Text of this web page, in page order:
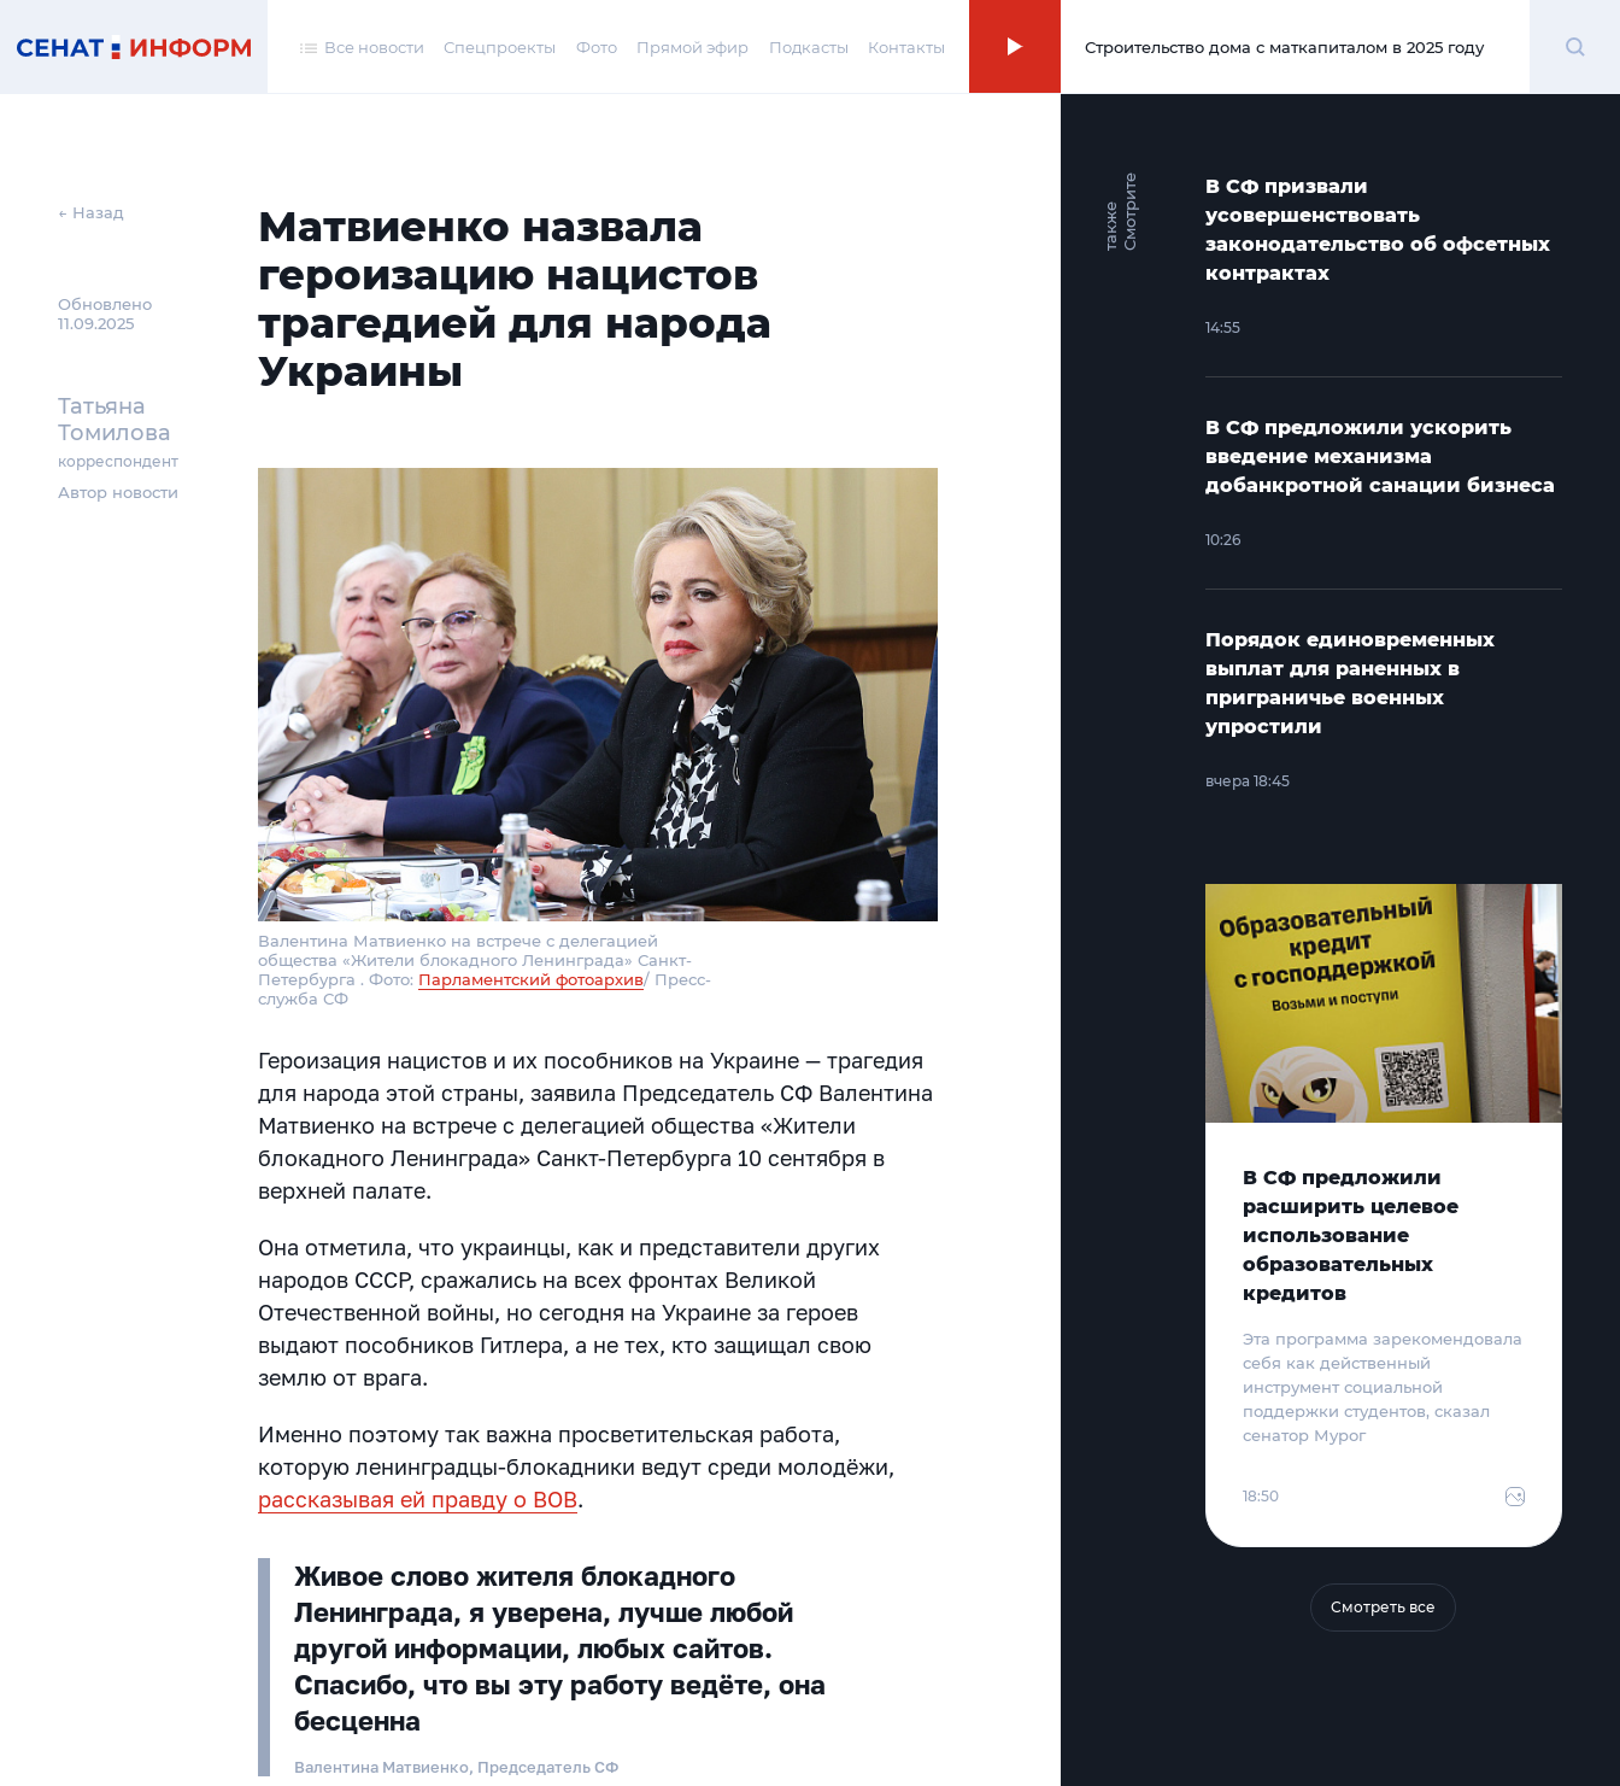
Все новости Спецпроекты Фото Прямой эфир Подкасты Контакты 00:00
Строительство дома с маткапиталом в 2025 году
← Назад
Обновлено
11.09.2025
Татьяна
Томилова
корреспондент
Автор новости
Матвиенко назвала
героизацию нацистов
трагедией для народа
Украины
Валентина Матвиенко на встрече с делегацией
общества «Жители блокадного Ленинграда» Санкт-
Петербурга . Фото: Парламентский фотоархив/ Пресс-
служба СФ
Героизация нацистов и их пособников на Украине — трагедия
для народа этой страны, заявила Председатель СФ Валентина
Матвиенко на встрече с делегацией общества «Жители
блокадного Ленинграда» Санкт-Петербурга 10 сентября в
верхней палате.
Она отметила, что украинцы, как и представители других
народов СССР, сражались на всех фронтах Великой
Отечественной войны, но сегодня на Украине за героев
выдают пособников Гитлера, а не тех, кто защищал свою
землю от врага.
Именно поэтому так важна просветительская работа,
которую ленинградцы-блокадники ведут среди молодёжи,
рассказывая ей правду о ВОВ.
Живое слово жителя блокадного
Ленинграда, я уверена, лучше любой
другой информации, любых сайтов.
Спасибо, что вы эту работу ведёте, она
бесценна
Валентина Матвиенко, Председатель СФ
С
м
о
т
р и
т
е
т
а
к
ж
е
В СФ призвали
усовершенствовать
законодательство об офсетных
контрактах
14:55
В СФ предложили ускорить
введение механизма
добанкротной санации бизнеса
10:26
Порядок единовременных
выплат для раненных в
приграничье военных
упростили
вчера 18:45
В СФ предложили
расширить целевое
использование
образовательных
кредитов
Эта программа зарекомендовала
себя как действенный
инструмент социальной
поддержки студентов, сказал
сенатор Мурог
18:50
Смотреть все